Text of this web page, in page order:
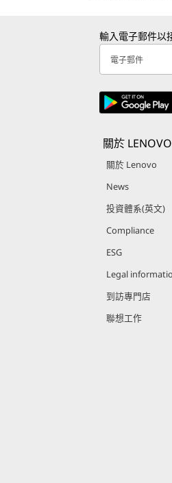
輸入電子郵件以
電子郵件
關於 LENOVO
關於 Lenovo
News
投資體系(英文)
Compliance
ESG
Legal
到訪專門店
聯想工作